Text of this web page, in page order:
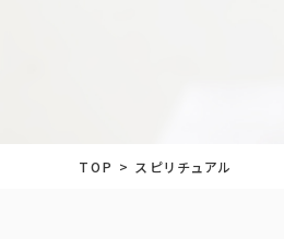
TOP > スピリチュアル